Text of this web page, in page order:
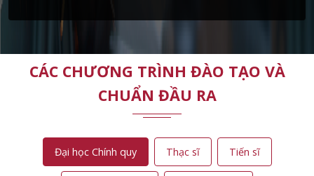
CÁC CHƯƠNG TRÌNH ĐÀO TẠO VÀ
CHUẨN ĐẦU RA
Đại học Chính quy Thạc sĩ Tiến sĩ